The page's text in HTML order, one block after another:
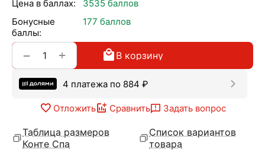
Цена в баллах:
3535 баллов
Бонусные
баллы:
177 баллов
+
− В корзину
4 платежа по 884 ₽
Отложить Сравнить Задать вопрос
Таблица размеров
Конте Спа
Список вариантов
товара